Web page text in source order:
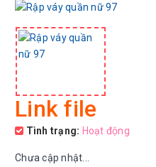
Link file
Tình trạng: Hoạt động
Chưa cập nhật...